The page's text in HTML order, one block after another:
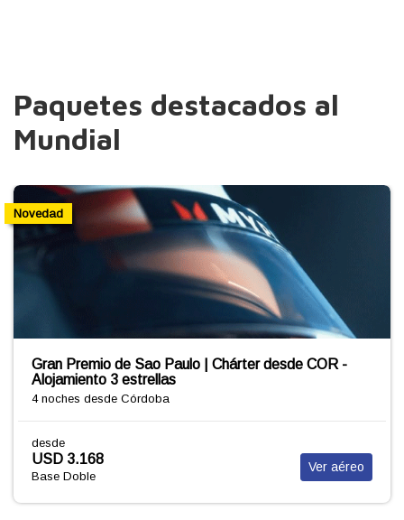
Paquetes destacados al
Mundial
Novedad
Gran Premio de Sao Paulo | Chárter desde COR -
Alojamiento 3 estrellas
4 noches desde Córdoba
desde
USD 3.168
Base Doble
Ver aéreo